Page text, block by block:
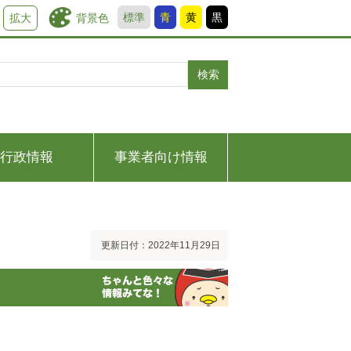
背景色 標準 青 黄 黒
拡大
検索
行政情報 事業者向け情報
更新日付：2022年11月29日